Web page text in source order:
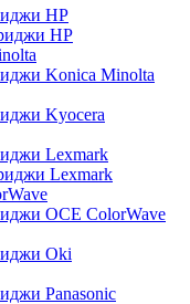
HP
HP
Konica Minolta
Kyocera
Lexmark
Lexmark
OCE ColorWave
Oki
Panasonic